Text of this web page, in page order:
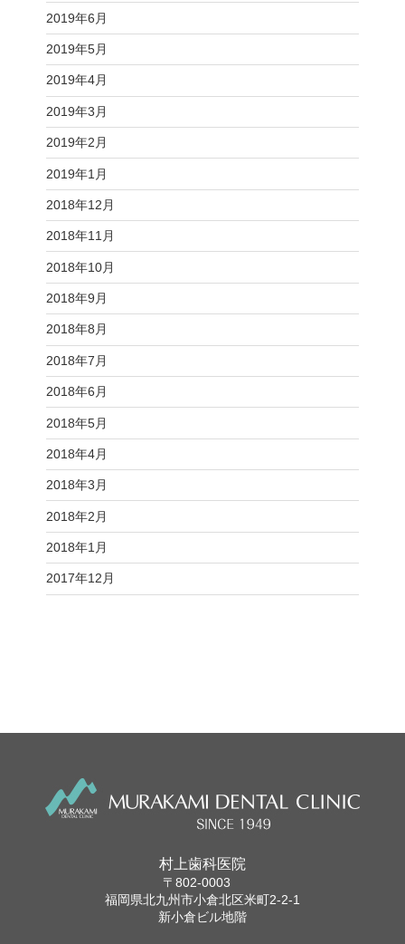
2019年6月
2019年5月
2019年4月
2019年3月
2019年2月
2019年1月
2018年12月
2018年11月
2018年10月
2018年9月
2018年8月
2018年7月
2018年6月
2018年5月
2018年4月
2018年3月
2018年2月
2018年1月
2017年12月
村上歯科医院
〒802-0003
福岡県北九州市小倉北区米町2-2-1
新小倉ビル地階